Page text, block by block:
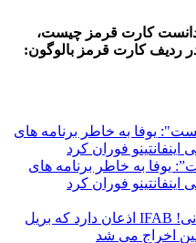
دانست کارت قرمز چیست،
ردیف کارت قرمز بالوگون:
یوفا به خاطر برنامه های
فوران کرد